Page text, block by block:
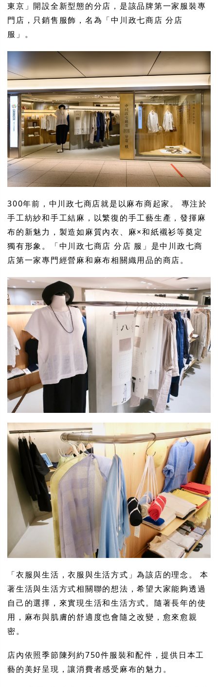
東京」開設全新型態的分店，是該品牌第一家服裝專
門店，只銷售服飾，名為「中川政七商店 分店
服」。
300年前，中川政七商店就是以麻布商起家。 專注於
手工紡紗和手工結麻，以繁復的手工藝生產，發揮麻
布的新魅力，製造如麻質內衣、麻×和紙襯衫等奠定
獨有形象。「中川政七商店 分店 服」是中川政七商
店第一家專門經營麻和麻布相關織用品的商店。
「衣服與生活，衣服與生活方式」為該店的理念。 本
著生活與生活方式相關聯的想法，希望大家能夠透過
自己的選擇，來實現生活和生活方式。隨著長年的使
用，麻布與肌膚的舒適度也會隨之改變，愈來愈親
密。
店內依照季節陳列約750件服裝和配件，提供日本工
藝的美好呈現，讓消費者感受麻布的魅力。